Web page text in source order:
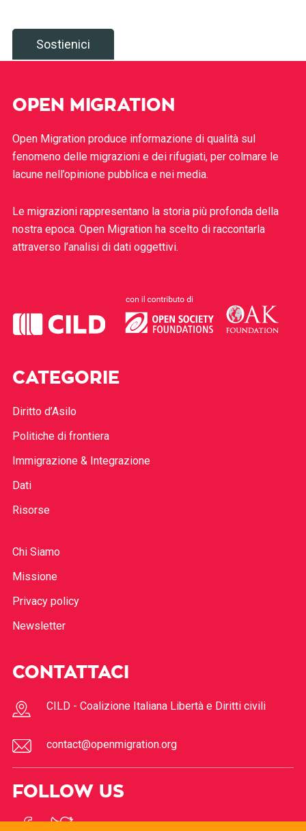
Sostienici
OPEN MIGRATION
Open Migration produce informazione di qualità sul
fenomeno delle migrazioni e dei rifugiati, per colmare le
lacune nell’opinione pubblica e nei media.
Le migrazioni rappresentano la storia più profonda della
nostra epoca. Open Migration ha scelto di raccontarla
attraverso l’analisi di dati oggettivi.
CATEGORIE
Diritto d’Asilo
Politiche di frontiera
Immigrazione & Integrazione
Dati
Risorse
Chi Siamo
Missione
Privacy policy
Newsletter
CONTATTACI
CILD - Coalizione Italiana Libertà e Diritti civili
contact@openmigration.org
FOLLOW US